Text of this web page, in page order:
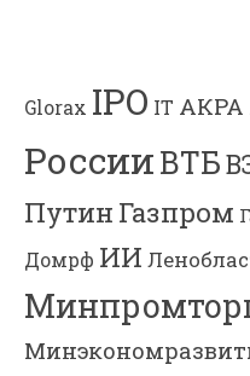
Glorax IPO IT АКРА
РоссииВТБ
Путин Газпром
Домрф ИИ